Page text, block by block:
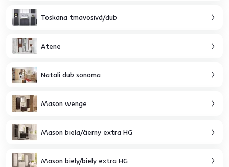
Toskana tmavosivá/dub
Atene
Natali dub sonoma
Mason wenge
Mason biela/čierny extra HG
Mason biely/biely extra HG